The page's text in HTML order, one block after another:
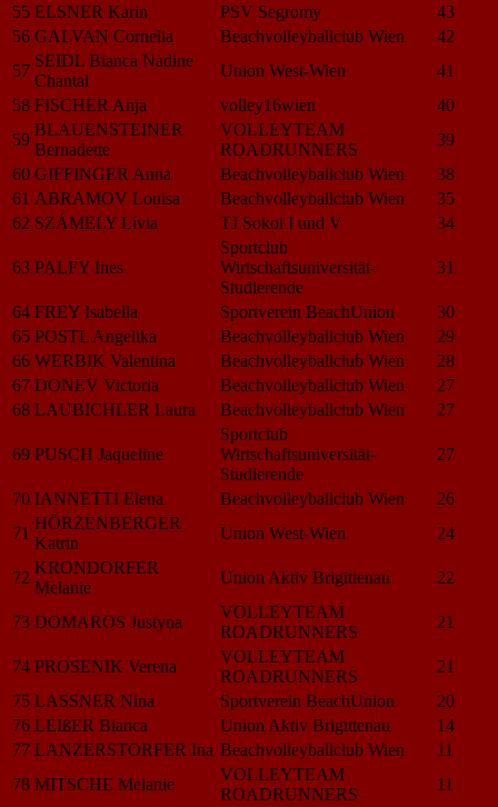
55 ELSNER Karin PSV Segromy
43
56 GALVAN Cornelia Beachvolleyballclub Wien
42
57
SEIDL Bianca Nadine
Chantal
Union West-Wien
41
58 FISCHER Anja volley16wien
40
59
BLAUENSTEINER
Bernadette
VOLLEYTEAM
ROADRUNNERS
39
60 GIFFINGER Anna Beachvolleyballclub Wien
38
61 ABRAMOV Louisa Beachvolleyballclub Wien
35
62 SZÁMELY Lívia TJ Sokol I und V 34
63 PALFY Ines
Sportclub
Wirtschaftsuniversität-
Studierende
31
64 FREY Isabella Sportverein BeachUnion
30
65 POSTL Angelika Beachvolleyballclub Wien
29
66 WERBIK Valentina Beachvolleyballclub Wien
28
67 DONEV Victoria Beachvolleyballclub Wien
27
68 LAUBICHLER Laura Beachvolleyballclub Wien 27
69 PUSCH Jaqueline
Sportclub
Wirtschaftsuniversität-
Studierende
27
70 IANNETTI Elena Beachvolleyballclub Wien
26
71
HÖRZENBERGER
Katrin
Union West-Wien 24
72
KRONDORFER
Melanie
Union Aktiv Brigittenau 22
73 DOMAROS Justyna
VOLLEYTEAM
ROADRUNNERS
21
74 PROSENIK Verena
VOLLEYTEAM
ROADRUNNERS
21
75 LASSNER Nina Sportverein BeachUnion
20
76 LEIßER Bianca Union Aktiv Brigittenau
14
77 LANZERSTORFER Ina Beachvolleyballclub Wien
11
78 MITSCHE Melanie
VOLLEYTEAM
ROADRUNNERS
11